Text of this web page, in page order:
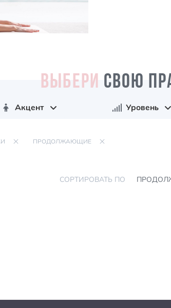
ВЫБЕРИ СВОЮ
Акцент Уровень
ПРОДОЛЖАЮЩИЕ
СОРТИРОВАТЬ ПО